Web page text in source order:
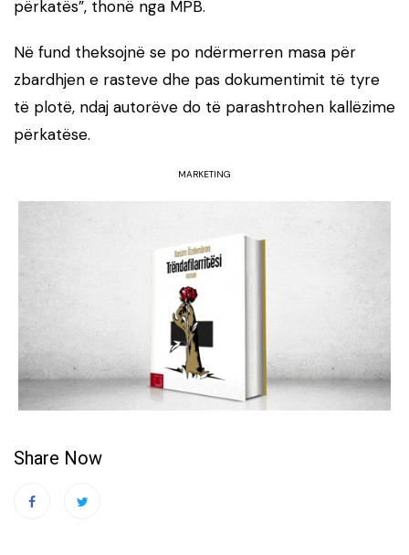
përkatës”, thonë nga MPB.
Në fund theksojnë se po ndërmerren masa për
zbardhjen e rasteve dhe pas dokumentimit të tyre
të plotë, ndaj autorëve do të parashtrohen kallëzime
përkatëse.
MARKETING
Share Now